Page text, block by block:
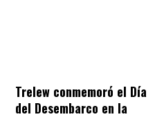
Trelew conmemoró el Día
del Desembarco en la